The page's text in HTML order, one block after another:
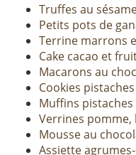
Truffes au
Petits pots de
Terrine marrons
Cake cacao et
Macarons au
Cookies
Muffins
Verrines pomme,
Mousse au
Assiette